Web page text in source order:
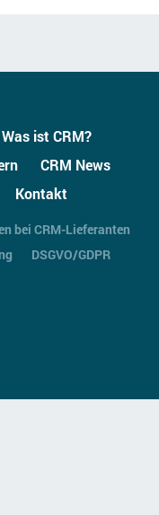
Was ist CRM?
CRM News
Kontakt
bei CRM-Lieferanten
DSGVO/GDPR